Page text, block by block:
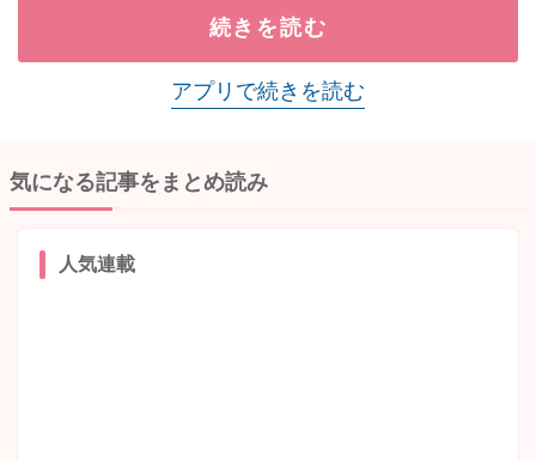
続きを読む
アプリで続きを読む
気になる記事をまとめ読み
人気連載